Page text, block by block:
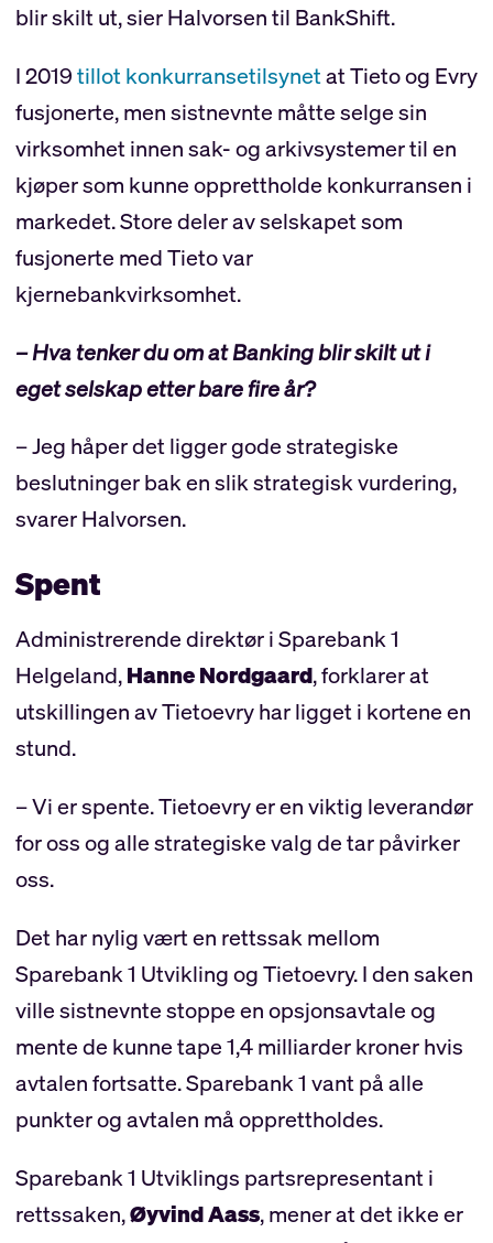
blir skilt ut, sier Halvorsen til BankShift.
I 2019tillot konkurransetilsynetat Tieto og Evry
fusjonerte, men sistnevnte måtte selge sin
virksomhet innen sak- og arkivsystemer til en
kjøper som kunne opprettholde konkurransen i
markedet. Store deler av selskapet som
fusjonerte med Tieto var
kjernebankvirksomhet.
– Hva tenker du om at Banking blir skilt ut i
eget selskap etter bare fire år?
– Jeg håper det ligger gode strategiske
beslutninger bak en slik strategisk vurdering,
svarer Halvorsen.
Spent
Administrerende direktør i Sparebank 1
Helgeland,Hanne Nordgaard, forklarer at
utskillingen av Tietoevry har ligget i kortene en
stund.
– Vi er spente. Tietoevry er en viktig leverandør
for oss og alle strategiske valg de tar påvirker
oss.
Det har nylig vært en rettssak mellom
Sparebank 1 Utvikling og Tietoevry. I den saken
ville sistnevnte stoppe en opsjonsavtale og
mente de kunne tape 1,4 milliarder kroner hvis
avtalen fortsatte. Sparebank 1 vant på alle
punkter og avtalen må opprettholdes.
Sparebank 1 Utviklings partsrepresentant i
rettssaken,Øyvind Aass, mener at det ikke er